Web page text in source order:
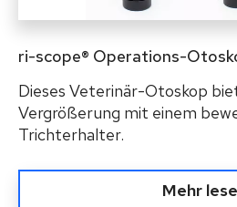
ri-scope® Operations-
Dieses Veterinär-Otoskop
Vergrößerung mit einem
Trichterhalter.
Mehr